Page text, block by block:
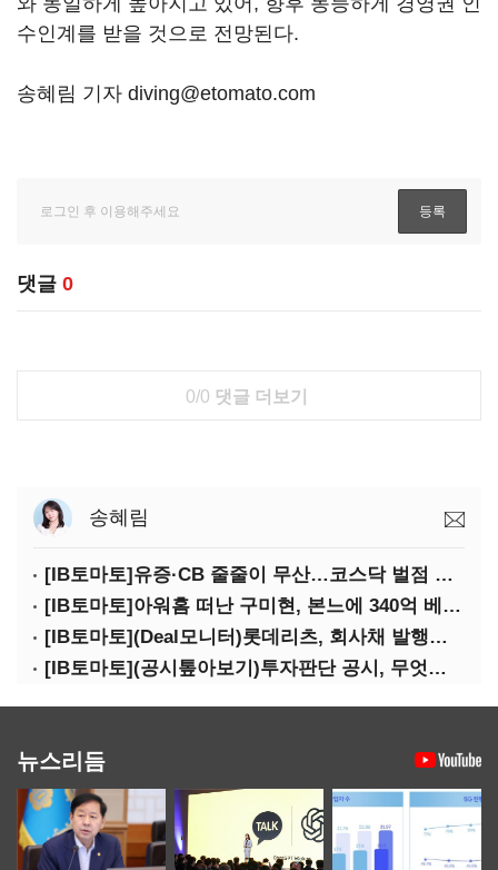
수인계를 받을 것으로 전망된다.
송혜림 기자 diving@etomato.com
댓글 0
0/0 댓글 더보기
송혜림
[IB토마토]유증·CB 줄줄이 무산…코스닥 벌점 급증에 상폐 압박
[IB토마토]아워홈 떠난 구미현, 본느에 340억 베팅…가족 지배체제 구축
[IB토마토](Deal모니터)롯데리츠, 회사채 발행…빠듯한 유동성 차환으로 대응
[IB토마토](공시톺아보기)투자판단 공시, 무엇이 '중요한 경영사항'일까
뉴스리듬